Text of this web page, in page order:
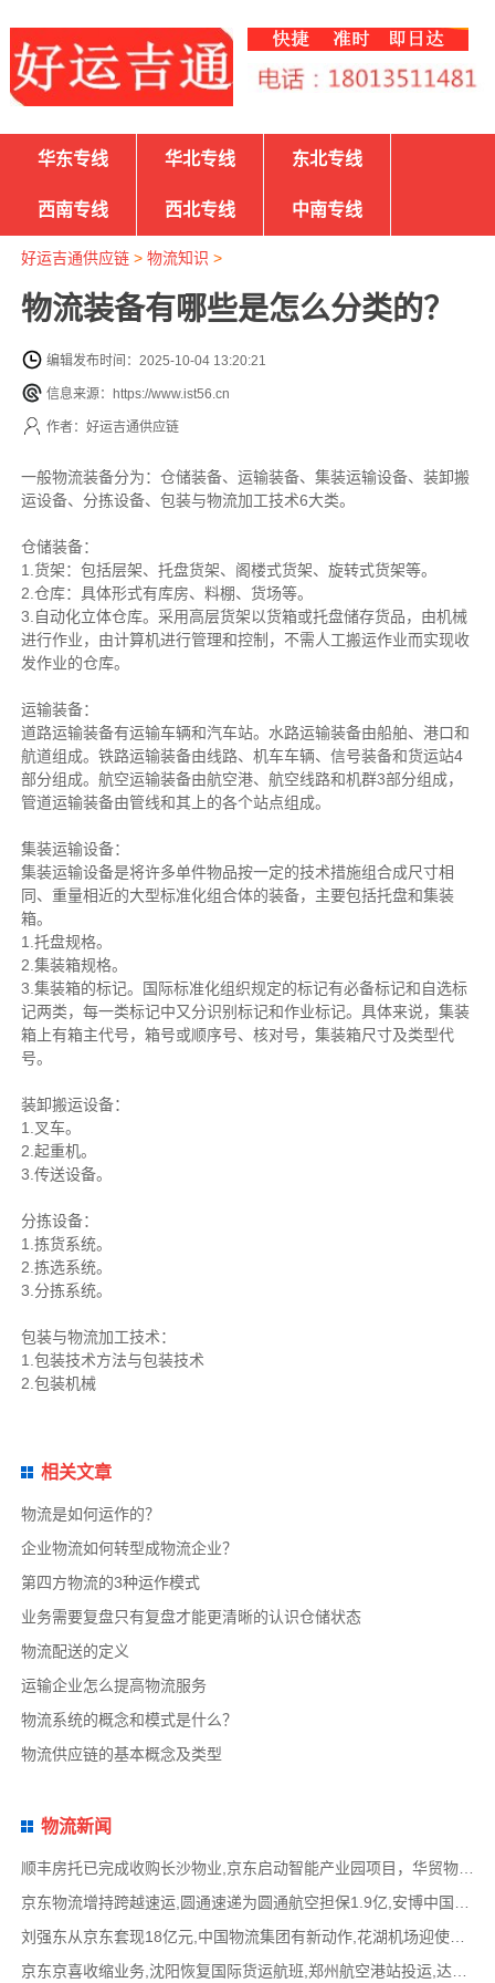
华东专线 华北专线 东北专线
西南专线 西北专线 中南专线
好运吉通供应链> 物流知识 >
物流装备有哪些是怎么分类的？
编辑发布时间：2025-10-04 13:20:21
信息来源：https://www.ist56.cn
作者：好运吉通供应链
一般物流装备分为：仓储装备、运输装备、集装运输设备、装卸搬
运设备、分拣设备、包装与物流加工技术6大类。
仓储装备：
1.货架：包括层架、托盘货架、阁楼式货架、旋转式货架等。
2.仓库：具体形式有库房、料棚、货场等。
3.自动化立体仓库。采用高层货架以货箱或托盘储存货品，由机械
进行作业，由计算机进行管理和控制，不需人工搬运作业而实现收
发作业的仓库。
运输装备：
道路运输装备有运输车辆和汽车站。水路运输装备由船舶、港口和
航道组成。铁路运输装备由线路、机车车辆、信号装备和货运站4
部分组成。航空运输装备由航空港、航空线路和机群3部分组成，
管道运输装备由管线和其上的各个站点组成。
集装运输设备：
集装运输设备是将许多单件物品按一定的技术措施组合成尺寸相
同、重量相近的大型标准化组合体的装备，主要包括托盘和集装
箱。
1.托盘规格。
2.集装箱规格。
3.集装箱的标记。国际标准化组织规定的标记有必备标记和自选标
记两类，每一类标记中又分识别标记和作业标记。具体来说，集装
箱上有箱主代号，箱号或顺序号、核对号，集装箱尺寸及类型代
号。
装卸搬运设备：
1.叉车。
2.起重机。
3.传送设备。
分拣设备：
1.拣货系统。
2.拣选系统。
3.分拣系统。
包装与物流加工技术：
1.包装技术方法与包装技术
2.包装机械
相关文章
物流是如何运作的？
企业物流如何转型成物流企业？
第四方物流的3种运作模式
业务需要复盘只有复盘才能更清晰的认识仓储状态
物流配送的定义
运输企业怎么提高物流服务
物流系统的概念和模式是什么？
物流供应链的基本概念及类型
物流新闻
顺丰房托已完成收购长沙物业,京东启动智能产业园项目，华贸物流签署约2亿元专线产品运营合
刘强东从京东套现18亿元,中国物流集团有新动作,花湖机场迎使用许可审查,丰巢自营洗衣在全国
京东京喜收缩业务,沈阳恢复国际货运航班,郑州航空港站投运,达达快送发布618战报,顺丰发布最